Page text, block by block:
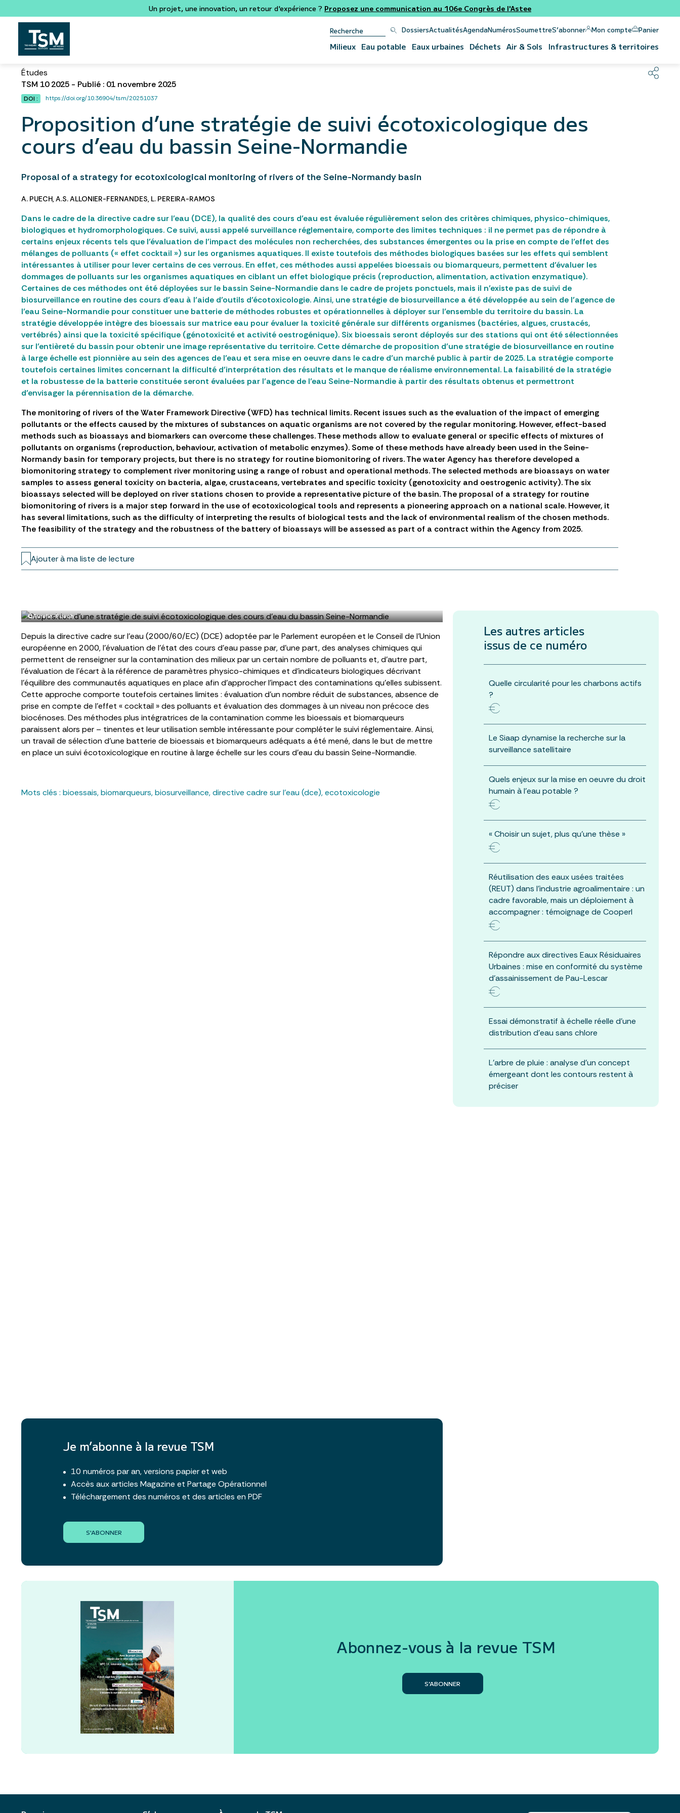
Un projet, une innovation, un retour d'expérience ? Proposez une communication au 106e Congrès de l'Astee
DossiersActualitésAgendaNumérosSoumettreS’abonner Mon compte Panier
Milieux Eau potable Eaux urbaines Déchets Air & Sols Infrastructures & territoires
Études
TSM 10 2025 - Publié : 01 novembre 2025
DOI : https://doi.org/10.36904/tsm/20251037
Proposition d’une stratégie de suivi écotoxicologique des
cours d’eau du bassin Seine-Normandie
Proposal of a strategy for ecotoxicological monitoring of rivers of the Seine-Normandy basin
A. PUECH,A.S. ALLONIER-FERNANDES, L. PEREIRA-RAMOS
Dans le cadre de la directive cadre sur l’eau (DCE), la qualité des cours d’eau est évaluée régulièrement selon des critères chimiques, physico-chimiques,
biologiques et hydromorphologiques. Ce suivi, aussi appelé surveillance réglementaire, comporte des limites techniques : il ne permet pas de répondre à
certains enjeux récents tels que l’évaluation de l’impact des molécules non recherchées, des substances émergentes ou la prise en compte de l’effet des
mélanges de polluants (« effet cocktail ») sur les organismes aquatiques. Il existe toutefois des méthodes biologiques basées sur les effets qui semblent
intéressantes à utiliser pour lever certains de ces verrous. En effet, ces méthodes aussi appelées bioessais ou biomarqueurs, permettent d’évaluer les
dommages de polluants sur les organismes aquatiques en ciblant un effet biologique précis (reproduction, alimentation, activation enzymatique).
Certaines de ces méthodes ont été déployées sur le bassin Seine-Normandie dans le cadre de projets ponctuels, mais il n’existe pas de suivi de
biosurveillance en routine des cours d’eau à l’aide d’outils d’écotoxicologie. Ainsi, une stratégie de biosurveillance a été développée au sein de l’agence de
l’eau Seine-Normandie pour constituer une batterie de méthodes robustes et opérationnelles à déployer sur l’ensemble du territoire du bassin. La
stratégie développée intègre des bioessais sur matrice eau pour évaluer la toxicité générale sur différents organismes (bactéries, algues, crustacés,
vertébrés) ainsi que la toxicité spécifique (génotoxicité et activité oestrogénique). Six bioessais seront déployés sur des stations qui ont été sélectionnées
sur l’entièreté du bassin pour obtenir une image représentative du territoire. Cette démarche de proposition d’une stratégie de biosurveillance en routine
à large échelle est pionnière au sein des agences de l’eau et sera mise en oeuvre dans le cadre d’un marché public à partir de 2025. La stratégie comporte
toutefois certaines limites concernant la difficulté d’interprétation des résultats et le manque de réalisme environnemental. La faisabilité de la stratégie
et la robustesse de la batterie constituée seront évaluées par l’agence de l’eau Seine-Normandie à partir des résultats obtenus et permettront
d’envisager la pérennisation de la démarche.
The monitoring of rivers of the Water Framework Directive (WFD) has technical limits. Recent issues such as the evaluation of the impact of emerging
pollutants or the effects caused by the mixtures of substances on aquatic organisms are not covered by the regular monitoring. However, effect-based
methods such as bioassays and biomarkers can overcome these challenges. These methods allow to evaluate general or specific effects of mixtures of
pollutants on organisms (reproduction, behaviour, activation of metabolic enzymes). Some of these methods have already been used in the Seine-
Normandy basin for temporary projects, but there is no strategy for routine biomonitoring of rivers. The water Agency has therefore developed a
biomonitoring strategy to complement river monitoring using a range of robust and operational methods. The selected methods are bioassays on water
samples to assess general toxicity on bacteria, algae, crustaceans, vertebrates and specific toxicity (genotoxicity and oestrogenic activity). The six
bioassays selected will be deployed on river stations chosen to provide a representative picture of the basin. The proposal of a strategy for routine
biomonitoring of rivers is a major step forward in the use of ecotoxicological tools and represents a pioneering approach on a national scale. However, it
has several limitations, such as the difficulty of interpreting the results of biological tests and the lack of environmental realism of the chosen methods.
The feasibility of the strategy and the robustness of the battery of bioassays will be assessed as part of a contract within the Agency from 2025.
Ajouter à ma liste de lecture
©Aurelie-Puech
Depuis la directive cadre sur l’eau (2000/60/EC) (DCE) adoptée par le Parlement européen et le Conseil de l’Union
européenne en 2000, l’évaluation de l’état des cours d’eau passe par, d’une part, des analyses chimiques qui
permettent de renseigner sur la contamination des milieux par un certain nombre de polluants et, d’autre part,
l’évaluation de l’écart à la référence de paramètres physico-chimiques et d’indicateurs biologiques décrivant
l’équilibre des communautés aquatiques en place afin d’approcher l’impact des contaminations qu’elles subissent.
Cette approche comporte toutefois certaines limites : évaluation d’un nombre réduit de substances, absence de
prise en compte de l’effet « cocktail » des polluants et évaluation des dommages à un niveau non précoce des
biocénoses. Des méthodes plus intégratrices de la contamination comme les bioessais et biomarqueurs
paraissent alors per – tinentes et leur utilisation semble intéressante pour compléter le suivi réglementaire. Ainsi,
un travail de sélection d’une batterie de bioessais et biomarqueurs adéquats a été mené, dans le but de mettre
en place un suivi écotoxicologique en routine à large échelle sur les cours d’eau du bassin Seine-Normandie.
Mots clés : bioessais,biomarqueurs,biosurveillance,directive cadre sur l’eau (dce),ecotoxicologie
Je m’abonne à la revue TSM
10 numéros par an, versions papier et web
Accès aux articles Magazine et Partage Opérationnel
Téléchargement des numéros et des articles en PDF
S'ABONNER
Les autres articles
issus de ce numéro
Quelle circularité pour les charbons actifs
?
Le Siaap dynamise la recherche sur la
surveillance satellitaire
Quels enjeux sur la mise en oeuvre du droit
humain à l’eau potable ?
« Choisir un sujet, plus qu’une thèse »
Réutilisation des eaux usées traitées
(REUT) dans l’industrie agroalimentaire : un
cadre favorable, mais un déploiement à
accompagner : témoignage de Cooperl
Répondre aux directives Eaux Résiduaires
Urbaines : mise en conformité du système
d’assainissement de Pau-Lescar
Essai démonstratif à échelle réelle d’une
distribution d’eau sans chlore
L’arbre de pluie : analyse d’un concept
émergeant dont les contours restent à
préciser
Abonnez-vous à la revue TSM
S’ABONNER